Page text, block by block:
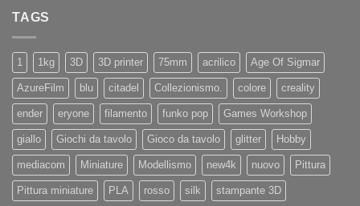
TAGS
1 1kg 3D 3D printer 75mm acrilico Age Of Sigmar
AzureFilm blu citadel Collezionismo. colore creality
ender eryone filamento funko pop Games Workshop
giallo Giochi da tavolo Gioco da tavolo glitter Hobby
mediacom Miniature Modellismo new4k nuovo Pittura
Pittura miniature PLA rosso silk stampante 3D